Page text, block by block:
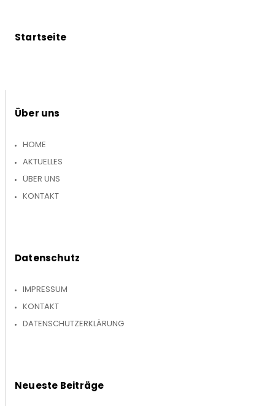
Startseite
Über uns
HOME
AKTUELLES
ÜBER UNS
KONTAKT
Datenschutz
IMPRESSUM
KONTAKT
DATENSCHUTZERKLÄRUNG
Neueste Beiträge